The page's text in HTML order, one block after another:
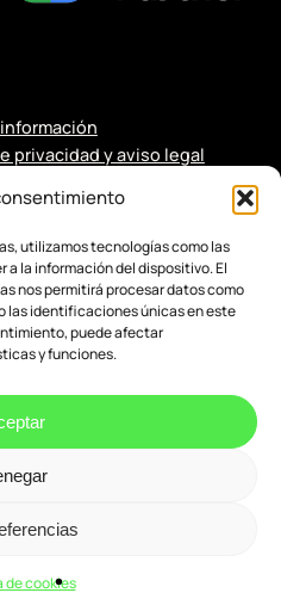
utilizamos tecnologías como las
la información del dispositivo. El
nos permitirá procesar datos como
las identificaciones únicas en este
puede afectar
y funciones.
de cookies
privacidad y aviso legal
Digital.